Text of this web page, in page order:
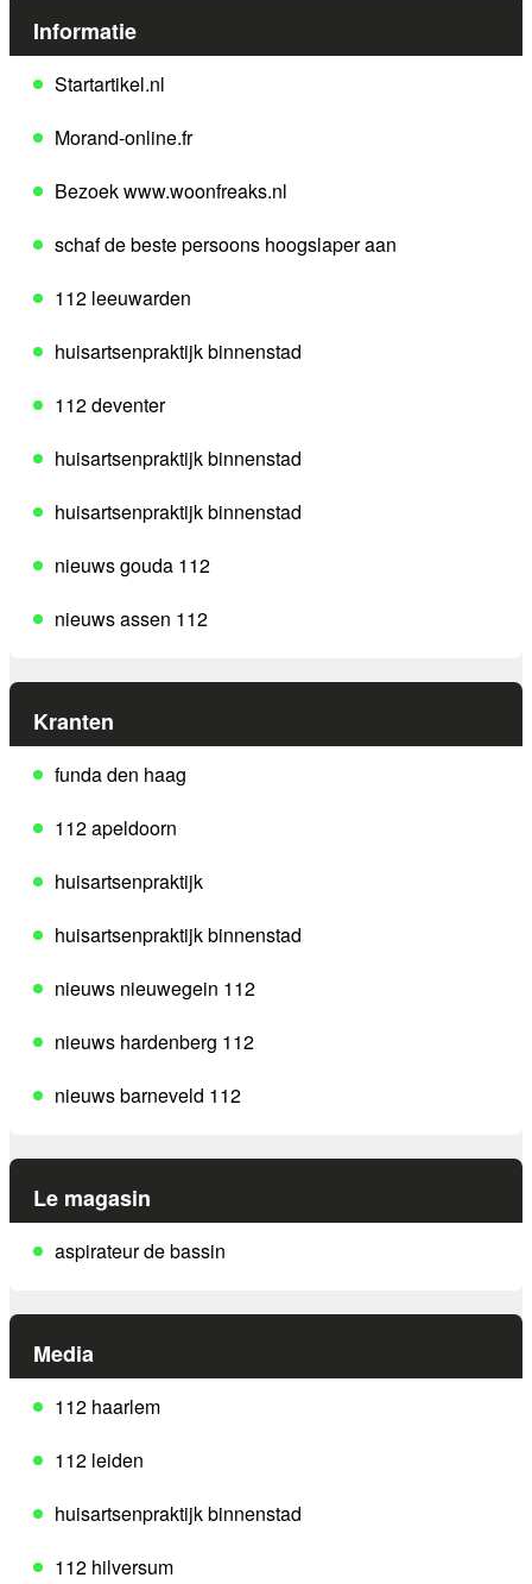
Informatie
Startartikel.nl
Morand-online.fr
Bezoek www.woonfreaks.nl
schaf de beste persoons hoogslaper aan
112 leeuwarden
huisartsenpraktijk binnenstad
112 deventer
huisartsenpraktijk binnenstad
huisartsenpraktijk binnenstad
nieuws gouda 112
nieuws assen 112
Kranten
funda den haag
112 apeldoorn
huisartsenpraktijk
huisartsenpraktijk binnenstad
nieuws nieuwegein 112
nieuws hardenberg 112
nieuws barneveld 112
Le magasin
aspirateur de bassin
Media
112 haarlem
112 leiden
huisartsenpraktijk binnenstad
112 hilversum